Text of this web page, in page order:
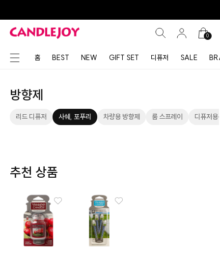
0
홈 BEST NEW GIFT SET 디퓨저 SALE
방향제
리드 디퓨저 사쉐, 포푸리 차량용 방향제 룸 스프레이 디퓨저용
추천 상품